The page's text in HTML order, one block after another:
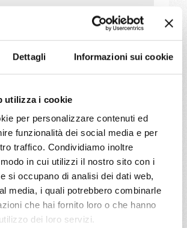
Dettagli Informazioni sui cookie
utilizza i cookie
per personalizzare contenuti ed
funzionalità dei social media e per
traffico. Condividiamo inoltre
in cui utilizzi il nostro sito con i
si occupano di analisi dei dati web,
media, i quali potrebbero combinarle
che hai fornito loro o che hanno
dei loro servizi.
€ 883
8 giorni
con MSC Seaview
Valletta, Barcellona, Marsiglia, Genova,
2027
14/07/2027
€ 913